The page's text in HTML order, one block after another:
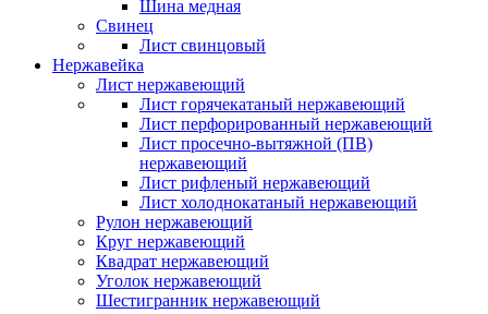
Шина медная
Свинец
Лист свинцовый
Нержавейка
Лист нержавеющий
Лист горячекатаный нержавеющий
Лист перфорированный нержавеющий
Лист просечно-вытяжной (ПВ)
нержавеющий
Лист рифленый нержавеющий
Лист холоднокатаный нержавеющий
Рулон нержавеющий
Круг нержавеющий
Квадрат нержавеющий
Уголок нержавеющий
Шестигранник нержавеющий